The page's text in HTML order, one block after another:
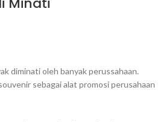
diminati oleh banyak perussahaan.
sebagai alat promosi perusahaan